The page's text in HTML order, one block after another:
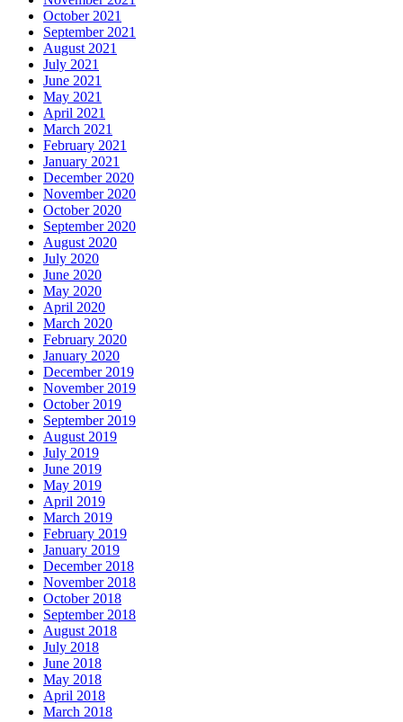
October 2021
September 2021
August 2021
July 2021
June 2021
May 2021
April 2021
March 2021
February 2021
January 2021
December 2020
November 2020
October 2020
September 2020
August 2020
July 2020
June 2020
May 2020
April 2020
March 2020
February 2020
January 2020
December 2019
November 2019
October 2019
September 2019
August 2019
July 2019
June 2019
May 2019
April 2019
March 2019
February 2019
January 2019
December 2018
November 2018
October 2018
September 2018
August 2018
July 2018
June 2018
May 2018
April 2018
March 2018